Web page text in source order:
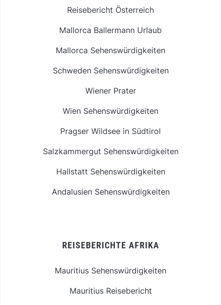
Reisebericht Österreich
Mallorca Ballermann Urlaub
Mallorca Sehenswürdigkeiten
Schweden Sehenswürdigkeiten
Wiener Prater
Wien Sehenswürdigkeiten
Pragser Wildsee in Südtirol
Salzkammergut Sehenswürdigkeiten
Hallstatt Sehenswürdigkeiten
Andalusien Sehenswürdigkeiten
REISEBERICHTE AFRIKA
Mauritius Sehenswürdigkeiten
Mauritius Reisebericht